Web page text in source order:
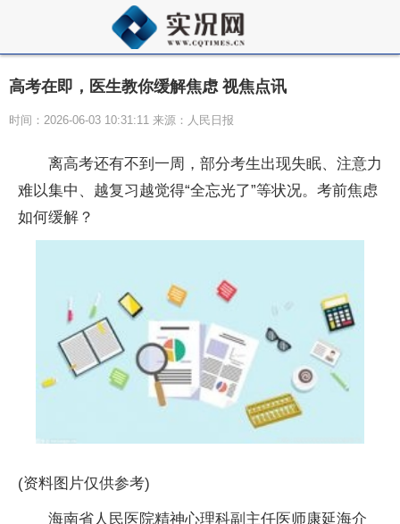
高考在即，医生教你缓解焦虑 视焦点讯
时间：2026-06-03 10:31:11 来源：人民日报
离高考还有不到一周，部分考生出现失眠、注意力
难以集中、越复习越觉得“全忘光了”等状况。考前焦虑
如何缓解？
(资料图片仅供参考)
海南省人民医院精神心理科副主任医师康延海介